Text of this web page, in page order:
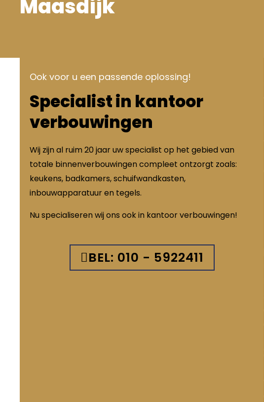
Maasdijk
Ook voor u een passende oplossing!
Specialist in kantoor
verbouwingen
Wij zijn al ruim 20 jaar uw specialist op het gebied van
totale binnenverbouwingen compleet ontzorgt zoals:
keukens, badkamers, schuifwandkasten,
inbouwapparatuur en tegels.
Nu specialiseren wij ons ook in kantoor verbouwingen!
BEL: 010 - 5922411